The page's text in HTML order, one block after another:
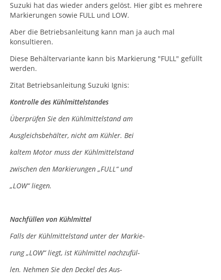
Suzuki hat das wieder anders gelöst. Hier gibt es mehrere
Markierungen sowie FULL und LOW.
Aber die Betriebsanleitung kann man ja auch mal
konsultieren.
Diese Behältervariante kann bis Markierung "FULL" gefüllt
werden.
Zitat Betriebsanleitung Suzuki Ignis:
Kontrolle des Kühlmittelstandes
Überprüfen Sie den Kühlmittelstand am
Ausgleichsbehälter, nicht am Kühler. Bei
kaltem Motor muss der Kühlmittelstand
zwischen den Markierungen „FULL“ und
„LOW“ liegen.
Nachfüllen von Kühlmittel
Falls der Kühlmittelstand unter der Markie-
rung „LOW“ liegt, ist Kühlmittel nachzufül-
len. Nehmen Sie den Deckel des Aus-